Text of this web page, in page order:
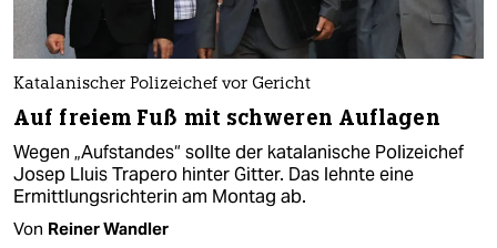
Katalanischer Polizeichef vor Gericht
Auf freiem Fuß mit schweren Auflagen
Wegen „Aufstandes“ sollte der katalanische Polizeichef
Josep Lluis Trapero hinter Gitter. Das lehnte eine
Ermittlungsrichterin am Montag ab.
Von Reiner Wandler